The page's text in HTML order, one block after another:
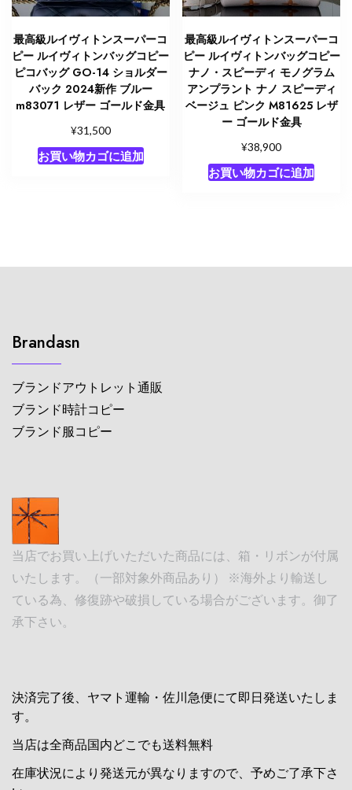
最高級ルイヴィトンスーパーコ
ピー ルイヴィトンバッグコピー
ピコバッグ GO-14 ショルダー
バック 2024新作 ブルー
m83071 レザー ゴールド金具
¥31,500
お買い物カゴに追加
最高級ルイヴィトンスーパーコ
ピー ルイヴィトンバッグコピー
ナノ・スピーディ モノグラム
アンプラント ナノ スピーディ
ベージュ ピンク M81625 レザ
ー ゴールド金具
¥38,900
お買い物カゴに追加
Brandasn
ブランドアウトレット通販
ブランド時計コピー
ブランド服コピー
当店でお買い上げいただいた商品には、箱・リボンが付属
いたします。（一部対象外商品あり） ※海外より輸送し
ている為、修復跡や破損している場合がございます。御了
承下さい。
決済完了後、ヤマト運輸・佐川急便にて即日発送いたしま
す。
当店は全商品国内どこでも送料無料
在庫状況により発送元が異なりますので、予めご了承下さ